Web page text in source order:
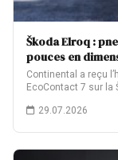
Škoda Elroq :
pouces en
Continental a reçu
EcoContact 7 sur la
29.07.2026